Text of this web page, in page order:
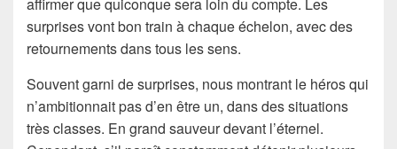
surprises vont bon train à chaque échelon, avec des
retournements dans tous les sens.
Souvent garni de surprises, nous montrant le héros qui
n’ambitionnait pas d’en être un, dans des situations
très classes. En grand sauveur devant l’éternel.